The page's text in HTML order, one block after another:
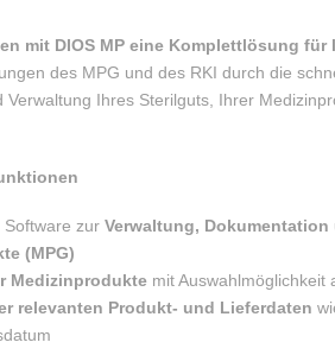
mit DIOS MP eine Komplettlösung für
des MPG und des RKI durch die
Verwaltung Ihres Sterilguts, Ihrer
Software zurVerwaltung,
(MPG)
Medizinprodukte mit Auswahlmöglichkeit
relevanten Produkt- und Lieferdaten